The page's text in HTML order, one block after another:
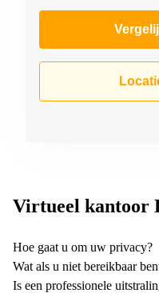
Hengelo
Virtueel kantoor
Hoe gaat u om uw privacy?
Wat als u niet bereikbaar
Is een professionele